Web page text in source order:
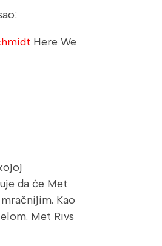
Here We
da će Met
Kao
Met Rivs